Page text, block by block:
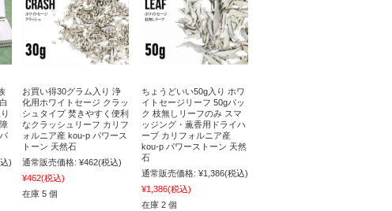
)
お買い得30グラム入り 浄
化用ホワイトセージ クラッ
シュタイプ 焚きやすく便利
なクラッシュリーフ カリフ
ォルニア産 kou-p パワース
トーン 天然石
通常販売価格: ¥462(税込)
¥462(税込)
在庫 5 個
ちょうどいい50g入り ホワ
イトセージリーフ 50gパッ
ク 枝無しリーフのみ スマ
ッジング・薫香用ドライハ
ーブ カリフォルニア産
kou-p パワーストーン 天然
石
通常販売価格: ¥1,386(税込)
¥1,386(税込)
在庫 2 個